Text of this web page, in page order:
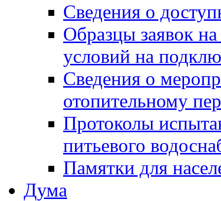
Сведения о
Образцы заявок
условий на
Сведения о
отопительному
Протоколы
питьевого
Памятки для
Дума